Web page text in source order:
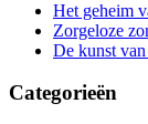
Het geheim
Zorgeloze
De kunst
Categorieën